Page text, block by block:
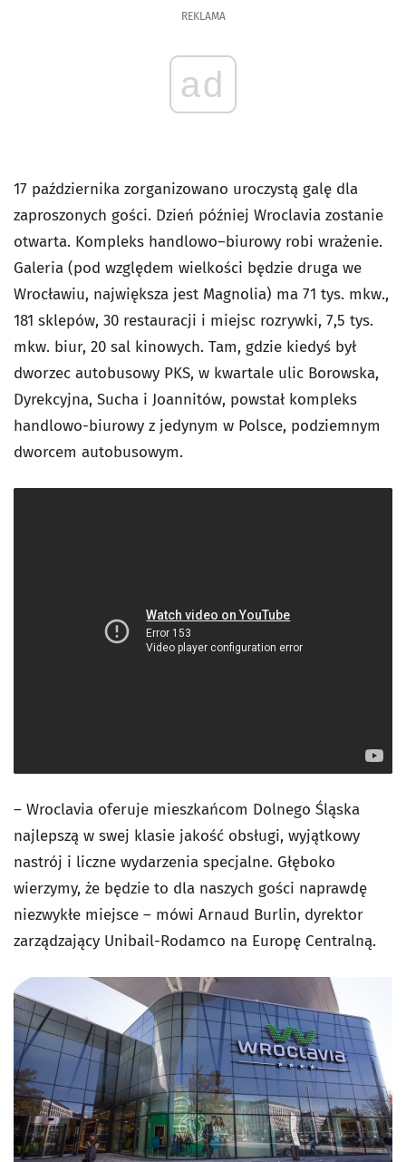
REKLAMA
ad
17 października zorganizowano uroczystą galę dla
zaproszonych gości. Dzień później Wroclavia zostanie
otwarta. Kompleks handlowo–biurowy robi wrażenie.
Galeria (pod względem wielkości będzie druga we
Wrocławiu, największa jest Magnolia) ma 71 tys. mkw.,
181 sklepów, 30 restauracji i miejsc rozrywki, 7,5 tys.
mkw. biur, 20 sal kinowych. Tam, gdzie kiedyś był
dworzec autobusowy PKS, w kwartale ulic Borowska,
Dyrekcyjna, Sucha i Joannitów, powstał kompleks
handlowo-biurowy z jedynym w Polsce, podziemnym
dworcem autobusowym.
– Wroclavia oferuje mieszkańcom Dolnego Śląska
najlepszą w swej klasie jakość obsługi, wyjątkowy
nastrój i liczne wydarzenia specjalne. Głęboko
wierzymy, że będzie to dla naszych gości naprawdę
niezwykłe miejsce – mówi Arnaud Burlin, dyrektor
zarządzający Unibail-Rodamco na Europę Centralną.